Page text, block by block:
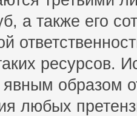
а также его
ресурсов.
образом
любых